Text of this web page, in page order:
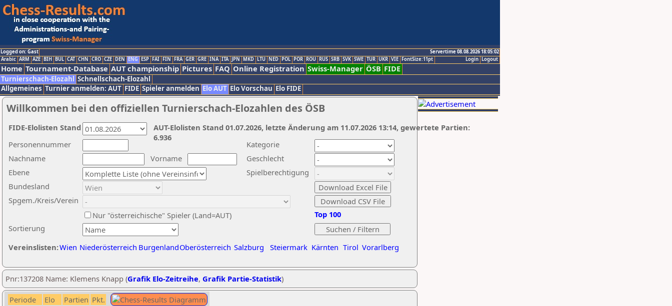
Logged on: Gast
Servertime 08.08.2026 18:05:02
Logout
Login
Arabic ARM AZE BIH BUL CAT CHN CRO CZE DEN ENG ESP FAI FIN FRA GER GRE INA ITA JPN MKD LTU NED POL POR ROU RUS SRB SVK SWE TUR UKR VIE FontSize:11pt
Home Tournament-Database AUT championship Pictures FAQ Online Registration Swiss-Manager ÖSB FIDE
Turnierschach-Elozahl Schnellschach-Elozahl
Allgemeines Turnier anmelden: AUT FIDE Spieler anmelden Elo AUT Elo Vorschau Elo FIDE
Willkommen bei den offiziellen Turnierschach-Elozahlen des ÖSB
Nachname
Vorname
Ebene
Kategorie
Sortierung
Personennummer
Bundesland
Spgem./Kreis/Verein
Geschlecht
Nur "österreichische" Spieler (Land=AUT)
Spielberechtigung
Vereinslisten:Wien Niederösterreich BurgenlandOberösterreich Salzburg Steiermark Kärnten Tirol Vorarlberg
Top 100
AUT-Elolisten Stand 01.07.2026, letzte Änderung am 11.07.2026 13:14, gewertete Partien:
6.936
FIDE-Elolisten Stand
Pnr:137208 Name: Klemens Knapp (Grafik Elo-Zeitreihe, Grafik Partie-Statistik)
Periode Elo Partien Pkt.